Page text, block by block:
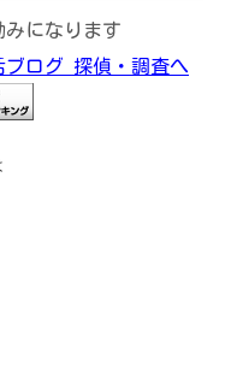
みになります